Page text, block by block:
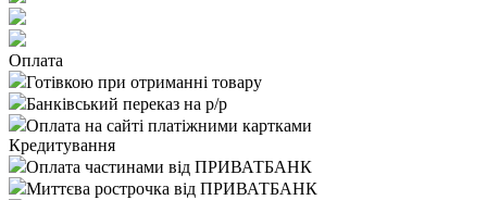
Оплата
Готівкою при отриманні товару
Банківський переказ на р/р
Оплата на сайті платіжними картками
Кредитування
Оплата частинами від ПРИВАТБАНК
Миттєва рострочка від ПРИВАТБАНК